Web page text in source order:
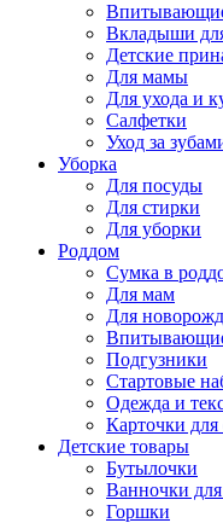
Вкладыши
Детские
Для мамы
Для ухода и
Салфетки
Уход за
Уборка
Для посуды
Для стирки
Для уборки
Роддом
Сумка в
Для мам
Для
Подгузники
Стартовые
Одежда и
Карточки для
Детские товары
Бутылочки
Ванночки
Горшки